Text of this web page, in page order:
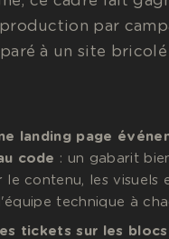
par
à un site bricolé
landing page
code : un gabarit
contenu, les visuels
technique à
tickets sur les